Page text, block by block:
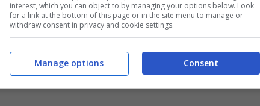
interest, which you can object to by managing your options below. Look
for a link at the bottom of this page or in the site menu to manage or
withdraw consent in privacy and cookie settings.
Consent
Manage options